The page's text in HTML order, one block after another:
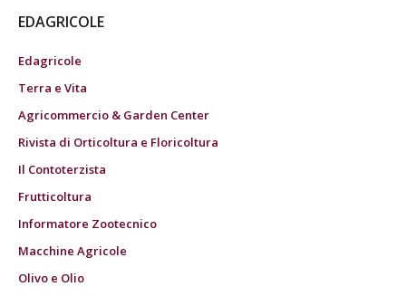
EDAGRICOLE
Edagricole
Terra e Vita
Agricommercio & Garden Center
Rivista di Orticoltura e Floricoltura
Il Contoterzista
Frutticoltura
Informatore Zootecnico
Macchine Agricole
Olivo e Olio